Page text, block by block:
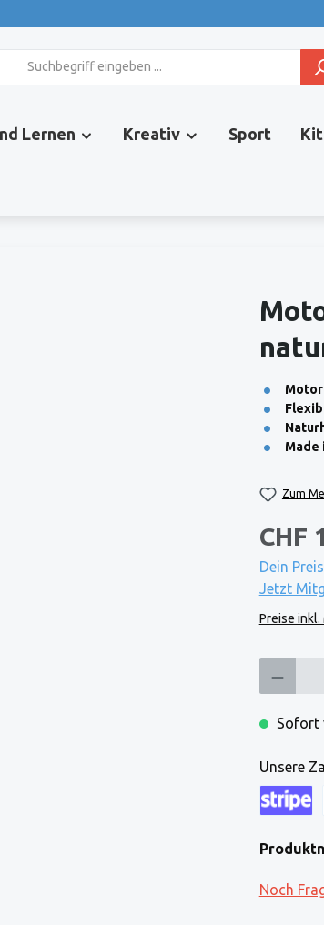
Lernen Kreativ Sport
Made
Zum
CHF
Dein
Jetzt
Preise
Sofort
Unsere
Noch